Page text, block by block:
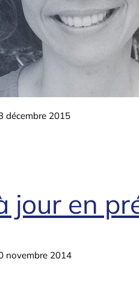
décembre 2015
jour en
novembre 2014